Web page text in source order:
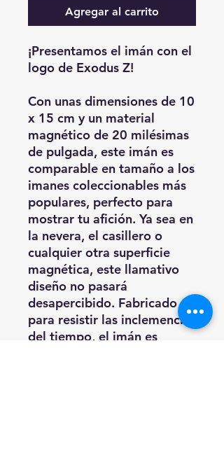
Agregar al carrito
¡Presentamos el imán con el
logo de Exodus Z!
Con unas dimensiones de 10
x 15 cm y un material
magnético de 20 milésimas
de pulgada, este imán es
comparable en tamaño a los
imanes coleccionables más
populares, perfecto para
mostrar tu afición. Ya sea en
la nevera, el casillero o
cualquier otra superficie
magnética, este llamativo
diseño no pasará
desapercibido. Fabricado
para resistir las inclemencias
del tiempo, el imán es